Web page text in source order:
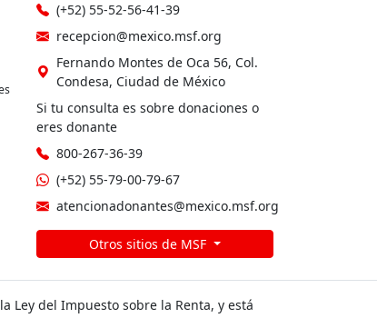
(+52) 55-52-56-41-39
recepcion@mexico.msf.org
Fernando Montes de Oca 56, Col.
Condesa, Ciudad de México
Si tu consulta es sobre donaciones o
eres donante
800-267-36-39
(+52) 55-79-00-79-67
atencionadonantes@mexico.msf.org
Otros sitios de MSF
Ley del Impuesto sobre la Renta, y está